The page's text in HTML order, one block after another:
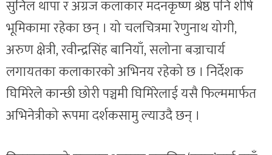
सुनिल थापा र अग्रज कलाकार मदनकृष्ण श्रेष्ठ पनि शीर्ष
भूमिकामा रहेका छन् । यो चलचित्रमा रेणुनाथ योगी,
अरुण क्षेत्री, रवीन्द्रसिंह बानियाँ, सलोना बज्राचार्य
लगायतका कलाकारको अभिनय रहेको छ । निर्देशक
घिमिरेले कान्छी छोरी पञ्चमी घिमिरेलाई यसै फिल्ममार्फत
अभिनेत्रीको रूपमा दर्शकसामु ल्याउदै छन् ।